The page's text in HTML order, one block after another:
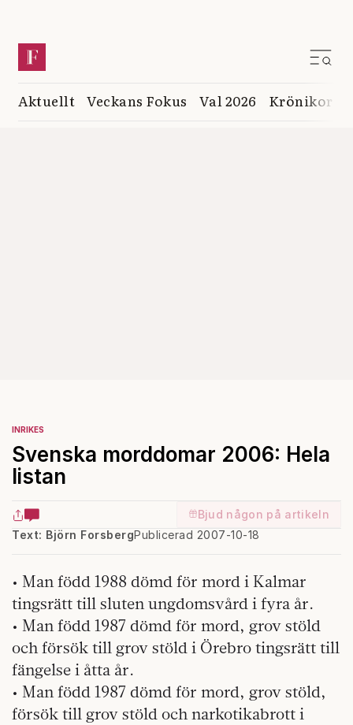
Aktuellt Veckans Fokus Val 2026 Krönikor
INRIKES
Svenska morddomar 2006: Hela
listan
Bjud någon på artikeln
Text: Björn ForsbergPublicerad 2007-10-18
• Man född 1988 dömd för mord i Kalmar
tingsrätt till sluten ungdomsvård i fyra år.
• Man född 1987 dömd för mord, grov stöld
och försök till grov stöld i Örebro tingsrätt till
fängelse i åtta år.
• Man född 1987 dömd för mord, grov stöld,
försök till grov stöld och narkotikabrott i